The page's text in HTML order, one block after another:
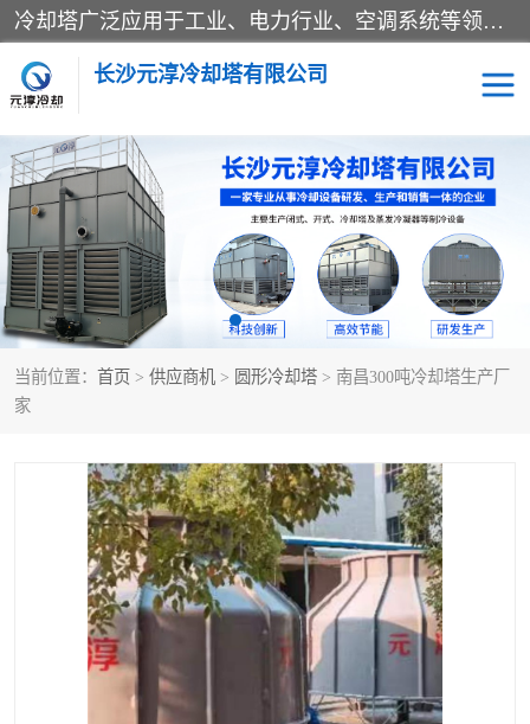
冷却塔广泛应用于工业、电力行业、空调系统等领域。在电力行业中，用于冷却发电机组的循环水；在工业生产中，如化工、冶金等行业，可降低生产过程中产生的热量；在空调系统中，为空调设备提供冷却水源
长沙元淳冷却塔有限公司
当前位置： 首页 > 供应商机 > 圆形冷却塔 > 南昌300吨冷却塔生产厂
家
方形开式冷却塔 圆形冷却塔
闭式冷却塔 水箱
电控箱 水泵
板式换热器